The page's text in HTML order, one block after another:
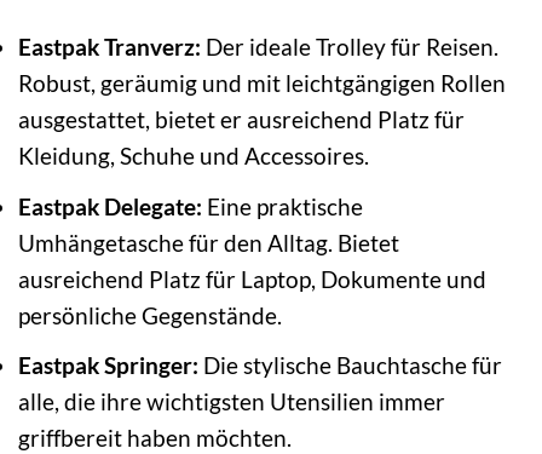
Eastpak Tranverz: Der ideale Trolley für Reisen.
Robust, geräumig und mit leichtgängigen Rollen
ausgestattet, bietet er ausreichend Platz für
Kleidung, Schuhe und Accessoires.
Eastpak Delegate: Eine praktische
Umhängetasche für den Alltag. Bietet
ausreichend Platz für Laptop, Dokumente und
persönliche Gegenstände.
Eastpak Springer: Die stylische Bauchtasche für
alle, die ihre wichtigsten Utensilien immer
griffbereit haben möchten.